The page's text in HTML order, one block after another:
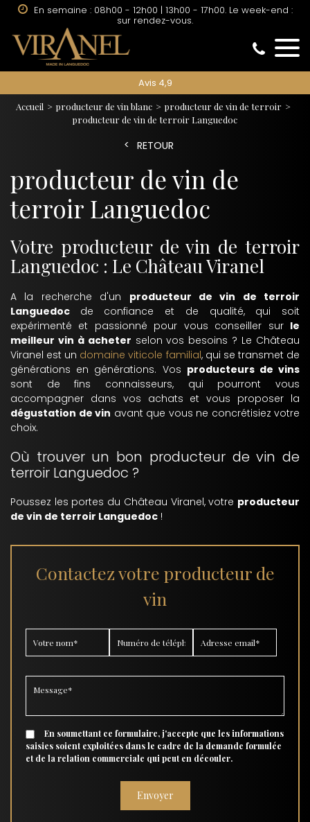
sur rendez-vous.
Avis 4,9
Accueil producteur de vin blanc
producteur de vin de terroir
producteur de vin de terroir Languedoc
RETOUR
producteur de vin de
terroir Languedoc
Votre producteur de vin de terroir
Languedoc : Le Château Viranel
A la recherche d'un producteur de vin de terroir
Languedoc de confiance et de qualité, qui soit
expérimenté et passionné pour vous conseiller sur le
meilleur vin à acheter selon vos besoins ? Le Château
Viranel est un domaine viticole familial, qui se transmet de
générations en générations. Vos producteurs de vins
sont de fins connaisseurs, qui pourront vous
accompagner dans vos achats et vous proposer la
dégustation de vin avant que vous ne concrétisiez votre
choix.
Où trouver un bon producteur de vin de
terroir Languedoc ?
Poussez les portes du Château Viranel, votre producteur
de vin de terroir Languedoc !
Contactez votre producteur de
vin
En soumettant ce formulaire, j'accepte que les informations
saisies soient exploitées dans le cadre de la demande formulée
et de la relation commerciale qui peut en découler.